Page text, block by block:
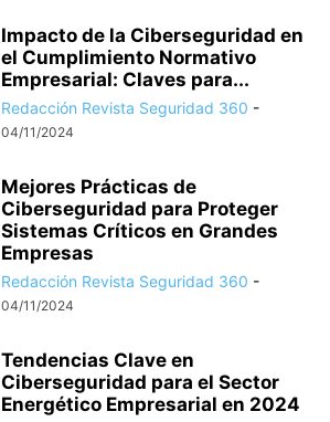
Impacto de la Ciberseguridad en
el Cumplimiento Normativo
Empresarial: Claves para...
Redacción Revista Seguridad 360 -
04/11/2024
Mejores Prácticas de
Ciberseguridad para Proteger
Sistemas Críticos en Grandes
Empresas
Redacción Revista Seguridad 360 -
04/11/2024
Tendencias Clave en
Ciberseguridad para el Sector
Energético Empresarial en 2024